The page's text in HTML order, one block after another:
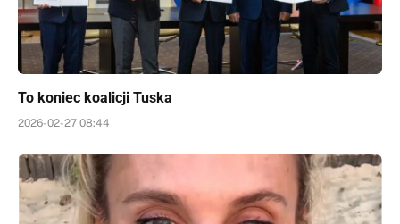
To koniec koalicji Tuska
2026-02-27 08:44